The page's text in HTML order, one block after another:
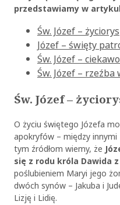
przedstawiamy w
Św. Józef – życiorys
Józef – święty
Św. Józef –
Św. Józef – rzeźba
Św. Józef –
O życiu świętego Józefa
apokryfów – między innymi
tym źródłom wiemy, że
się z rodu króla Dawida
poślubieniem Maryi jego
dwóch synów – Jakuba i
Lizję i Lidię.